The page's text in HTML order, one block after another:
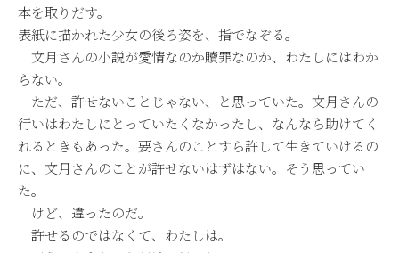
本を取りだす。
表紙に描かれた少女の後ろ姿を、指でなぞる。
文月さんの小説が愛情なのか贖罪なのか、わたしにはわか
らない。
ただ、許せないことじゃない、と思っていた。文月さんの
行いはわたしにとっていたくなかったし、なんなら助けてく
れるときもあった。要さんのことすら許して生きていけるの
に、文月さんのことが許せないはずはない。そう思ってい
た。
けど、違ったのだ。
許せるのではなくて、わたしは。